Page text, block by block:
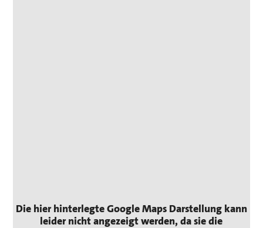
Die hier hinterlegte Google Maps Darstellung kann
leider nicht angezeigt werden, da sie die